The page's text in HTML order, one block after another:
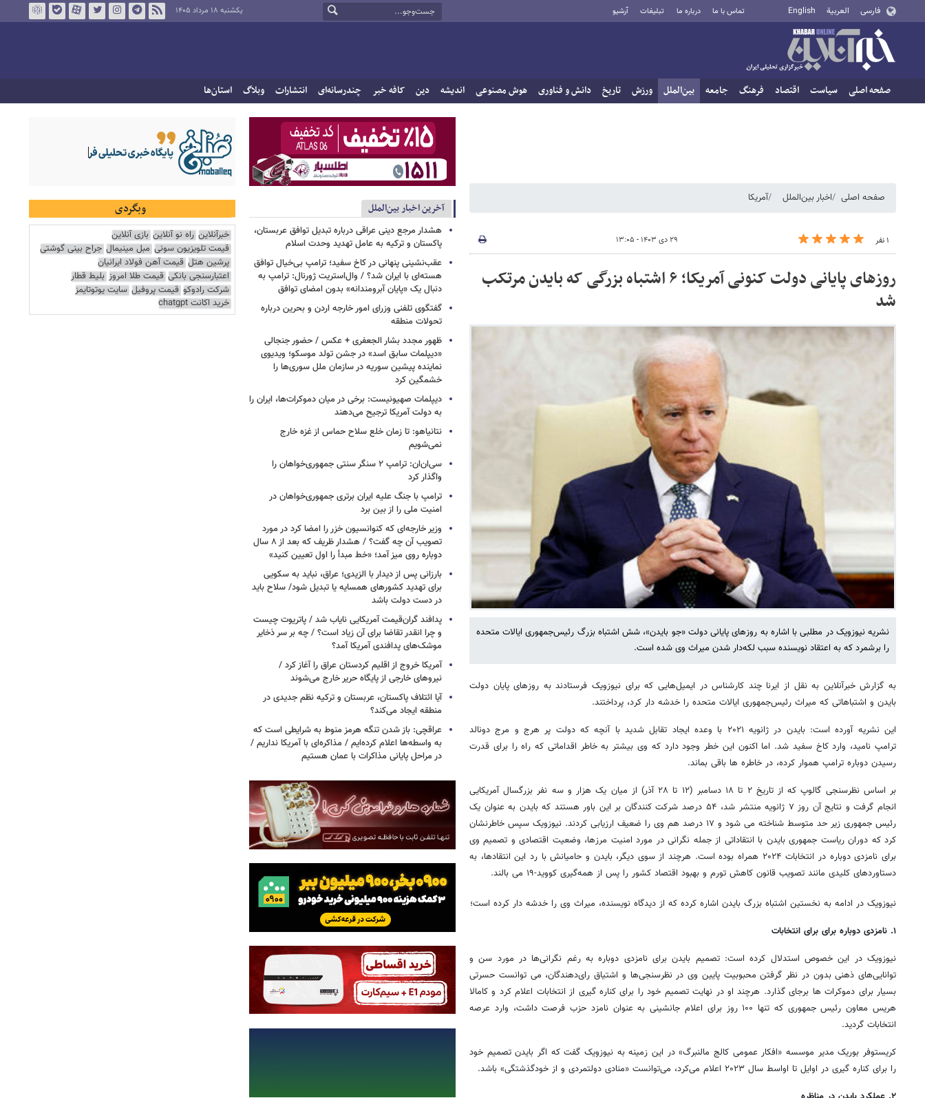
فارسی العربية English تماس با ما درباره ما تبلیغات آرشیو یکشنبه ۱۸ مرداد ۱۴۰۵
صفحه اصلی سیاست اقتصاد فرهنگ جامعه بین‌الملل ورزش تاریخ دانش و فناوری هوش مصنوعی اندیشه دین کافه خبر چندرسانه‌ای انتشارات وبلاگ استان‌ها
صفحه اصلی اخبار بین‌الملل آمریکا
۱ نفر ۲۹ دی ۱۴۰۳ - ۱۳:۰۵
روزهای پایانی دولت کنونی آمریکا؛ ۶ اشتباه بزرگی که بایدن مرتکب
شد
نشریه نیوزویک در مطلبی با اشاره به روزهای پایانی دولت «جو بایدن»، شش اشتباه بزرگ رئیس‌جمهوری ایالات متحده
را برشمرد که به اعتقاد نویسنده سبب لکه‌دار شدن میراث وی شده است.
به گزارش خبرآنلاین به نقل از ایرنا چند کارشناس در ایمیل‌هایی که برای نیوزویک فرستادند به روزهای پایان دولت
بایدن و اشتباهاتی که میراث رئیس‌جمهوری ایالات متحده را خدشه دار کرد، پرداختند.
این نشریه آورده است: بایدن در ژانویه ۲۰۲۱ با وعده ایجاد تقابل شدید با آنچه که دولت پر هرج و مرج دونالد
ترامپ نامید، وارد کاخ سفید شد. اما اکنون این خطر وجود دارد که وی بیشتر به خاطر اقداماتی که راه را برای قدرت
رسیدن دوباره ترامپ هموار کرده، در خاطره ها باقی بماند.
بر اساس نظرسنجی گالوپ که از تاریخ ۲ تا ۱۸ دسامبر (۱۲ تا ۲۸ آذر) از میان یک هزار و سه نفر بزرگسال آمریکایی
انجام گرفت و نتایج آن روز ۷ ژانویه منتشر شد، ۵۴ درصد شرکت کنندگان بر این باور هستند که بایدن به عنوان یک
رئیس جمهوری زیر حد متوسط شناخته می شود و ۱۷ درصد هم وی را ضعیف ارزیابی کردند. نیوزویک سپس خاطرنشان
کرد که دوران ریاست جمهوری بایدن با انتقاداتی از جمله نگرانی در مورد امنیت مرزها، وضعیت اقتصادی و تصمیم وی
برای نامزدی دوباره در انتخابات ۲۰۲۴ همراه بوده است. هرچند از سوی دیگر، بایدن و حامیانش با رد این انتقادها، به
دستاوردهای کلیدی مانند تصویب قانون کاهش تورم و بهبود اقتصاد کشور را پس از همه‌گیری کووید-۱۹ می بالند.
نیوزویک در ادامه به نخستین اشتباه بزرگ بایدن اشاره کرده که از دیدگاه نویسنده، میراث وی را خدشه دار کرده است؛
۱. نامزدی دوباره برای برای انتخابات
نیوزویک در این خصوص استدلال کرده است: تصمیم بایدن برای نامزدی دوباره به رغم نگرانی‌ها در مورد سن و
توانایی‌های ذهنی بدون در نظر گرفتن محبوبیت پایین وی در نظرسنجی‌ها و اشتیاق رای‌دهندگان، می توانست حسرتی
بسیار برای دموکرات ها برجای گذارد. هرچند او در نهایت تصمیم خود را برای کناره گیری از انتخابات اعلام کرد و کامالا
هریس معاون رئیس جمهوری که تنها ۱۰۰ روز برای اعلام جانشینی به عنوان نامزد حزب فرصت داشت، وارد عرصه
انتخابات گردید.
کریستوفر بوریک مدیر موسسه «افکار عمومی کالج مالنبرگ» در این زمینه به نیوزویک گفت که اگر بایدن تصمیم خود
را برای کناره گیری در اوایل تا اواسط سال ۲۰۲۳ اعلام می‌کرد، می‌توانست «منادی دولتمردی و از خودگذشتگی» باشد.
آخرین اخبار بین‌الملل
هشدار مرجع دینی عراقی درباره تبدیل توافق عربستان،
پاکستان و ترکیه به عامل تهدید وحدت اسلام
عقب‌نشینی پنهانی در کاخ سفید؛ ترامپ بی‌خیال توافق
هسته‌ای با ایران شد؟ / وال‌استریت ژورنال: ترامپ به
دنبال یک «پایان آبرومندانه» بدون امضای توافق
گفتگوی تلفنی وزرای امور خارجه اردن و بحرین درباره
تحولات منطقه
ظهور مجدد بشار الجعفری + عکس / حضور جنجالی
«دیپلمات سابق اسد» در جشن تولد موسکو؛ ویدیوی
نماینده پیشین سوریه در سازمان ملل سوری‌ها را
خشمگین کرد
دیپلمات صهیونیست: برخی در میان دموکرات‌ها، ایران را
به دولت آمریکا ترجیح می‌دهند
نتانیاهو: تا زمان خلع سلاح حماس از غزه خارج
نمی‌شویم
سی‌ان‌ان: ترامپ ۲ سنگر سنتی جمهوری‌خواهان را
واگذار کرد
ترامپ با جنگ علیه ایران برتری جمهوری‌خواهان در
امنیت ملی را از بین برد
وزیر خارجه‌ای که کنوانسیون خزر را امضا کرد در مورد
تصویب آن چه گفت؟ / هشدار ظریف که بعد از ۸ سال
دوباره روی میز آمد؛ «خط مبدأ را اول تعیین کنید»
بارزانی پس از دیدار با الزیدی؛ عراق، نباید به سکویی
برای تهدید کشورهای همسایه یا تبدیل شود/ سلاح باید
در دست دولت باشد
پدافند گران‌قیمت آمریکایی نایاب شد / پاتریوت چیست
و چرا انقدر تقاضا برای آن زیاد است؟ / چه بر سر ذخایر
موشک‌های پدافندی آمریکا آمد؟
آمریکا خروج از اقلیم کردستان عراق را آغاز کرد /
نیروهای خارجی از پایگاه حریر خارج می‌شوند
آیا ائتلاف پاکستان، عربستان و ترکیه نظم جدیدی در
منطقه ایجاد می‌کند؟
عراقچی: باز شدن تنگه هرمز منوط به شرایطی است که
به واسطه‌ها اعلام کرده‌ایم / مذاکره‌ای با آمریکا نداریم /
در مراحل پایانی مذاکرات با عمان هستیم
وبگردی
خبرآنلاین راه نو آنلاین بازی آنلاین
قیمت تلویزیون سونی مبل مینیمال جراح بینی گوشتی
پرشین هتل قیمت آهن فولاد ایرانیان
اعتبارسنجی بانکی قیمت طلا امروز بلیط قطار
شرکت رادوکو قیمت پروفیل سایت یوتوتایمز
خرید اکانت chatgpt